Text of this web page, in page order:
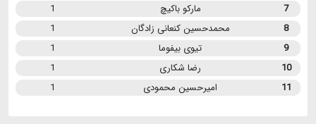
7
مارکو باکیچ
1
8
محمدحسین کنعانی زادگان
1
9
تیوی بیفوما
1
10
رضا شکاری
1
11
امیرحسین محمودی 1